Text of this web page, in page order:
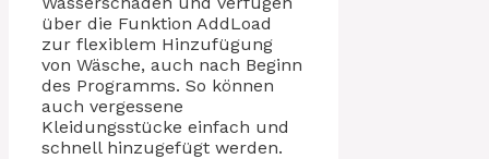
über die Funktion AddLoad
zur flexiblem Hinzufügung
von Wäsche, auch nach Beginn
des Programms. So können
auch vergessene
Kleidungsstücke einfach und
schnell hinzugefügt werden.